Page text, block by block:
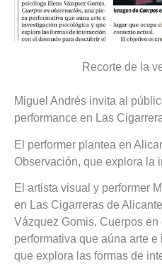
Recorte de la
Miguel Andrés invita al
performance en Las
El performer plantea en
Observación, que explora la
El artista visual y performer
en Las Cigarreras de
Vázquez Gomis, Cuerpos
performativa que aúna arte
que explora las formas de